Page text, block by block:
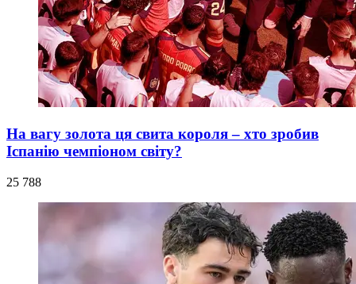
На вагу золота ця свита короля – хто зробив
Іспанію чемпіоном світу?
25 788